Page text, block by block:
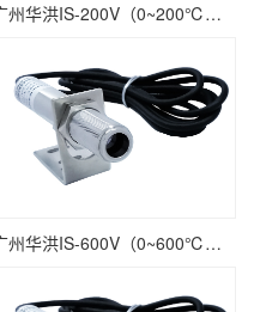
广州华洪IS-200V（0~200℃）电压输出精准型固定安装非接触式在线式工业红外测温仪
广州华洪IS-600V（0~600℃）电压输出精准型固定安装非接触式在线式工业红外测温仪